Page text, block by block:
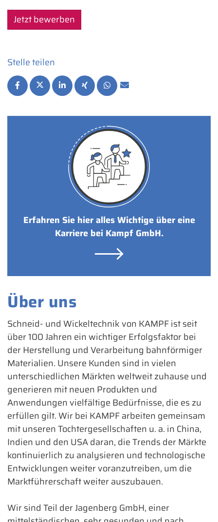
Über uns
Schneid- und Wickeltechnik von KAMPF ist seit
über 100 Jahren ein wichtiger Erfolgsfaktor bei
der Herstellung und Verarbeitung bahnförmiger
Materialien. Unsere Kunden sind in vielen
unterschiedlichen Märkten weltweit zuhause und
generieren mit neuen Produkten und
Anwendungen vielfältige Bedürfnisse, die es zu
erfüllen gilt. Wir bei KAMPF arbeiten gemeinsam
mit unseren Tochtergesellschaften u. a. in China,
Indien und den USA daran, die Trends der Märkte
kontinuierlich zu analysieren und technologische
Entwicklungen weiter voranzutreiben, um die
Marktführerschaft weiter auszubauen.
Wir sind Teil der Jagenberg GmbH, einer
Jetzt bewerben
Stelle teilen
Erfahren Sie hier alles Wichtige über eine
Karriere bei Kampf GmbH.